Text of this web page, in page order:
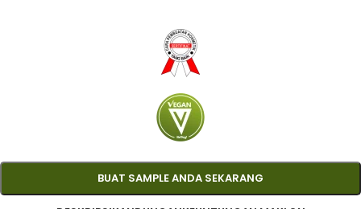
BUAT SAMPLE ANDA SEKARANG